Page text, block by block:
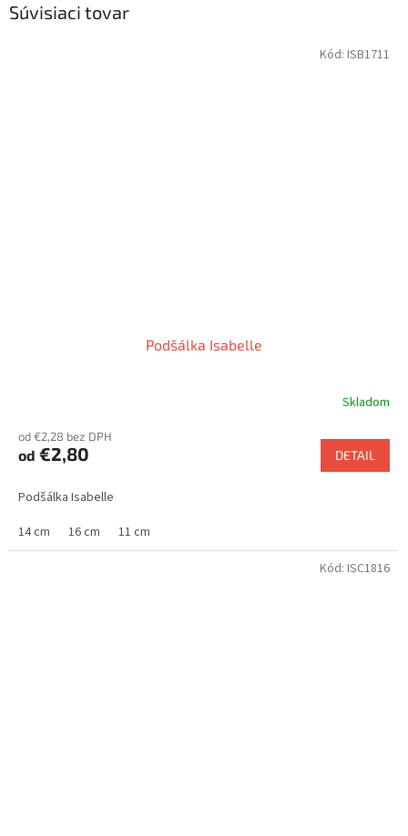
Súvisiaci tovar
Podšálka Isabelle
Skladom
od €2,28 bez DPH
od €2,80 DETAIL
Podšálka Isabelle
14 cm
16 cm 11 cm
Kód: ISB1711
Kód: ISC1816